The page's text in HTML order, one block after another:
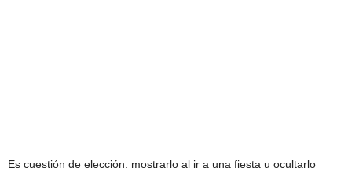
Es cuestión de elección: mostrarlo al ir a una fiesta u ocultarlo